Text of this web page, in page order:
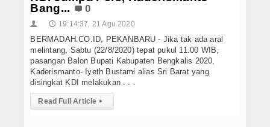
Bang...
0
👤 🕔 19:14:37, 21 Agu 2020
BERMADAH.CO.ID, PEKANBARU - Jika tak ada aral
melintang, Sabtu (22/8/2020) tepat pukul 11.00 WIB,
pasangan Balon Bupati Kabupaten Bengkalis 2020,
Kaderismanto- Iyeth Bustami alias Sri Barat yang
disingkat KDI melakukan . . .
Read Full Article ▸